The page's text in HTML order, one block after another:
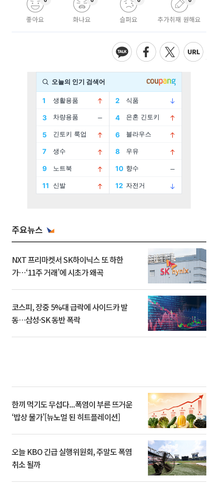
좋아요 화나요 슬퍼요 추가취재 원해요
주요뉴스
NXT 프리마켓서 SK하이닉스 또 하한
가⋯‘11주 거래’에 시초가 왜곡
코스피, 장중 5%대 급락에 사이드카 발
동…삼성·SK 동반 폭락
한끼 먹기도 무섭다...폭염이 부른 뜨거운
‘밥상 물가’[뉴노멀 된 히트플레이션]
오늘 KBO 긴급 실행위원회, 주말도 폭염
취소 될까